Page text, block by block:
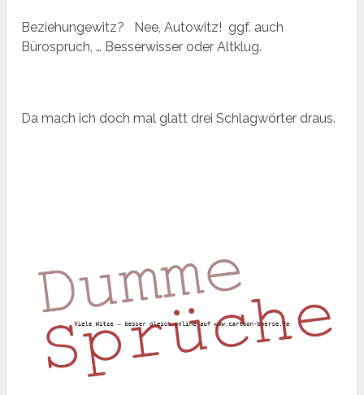
Beziehungewitz? Nee, Autowitz! ggf. auch
Bürospruch, … Besserwisser oder Altklug.
Da mach ich doch mal glatt drei Schlagwörter draus.